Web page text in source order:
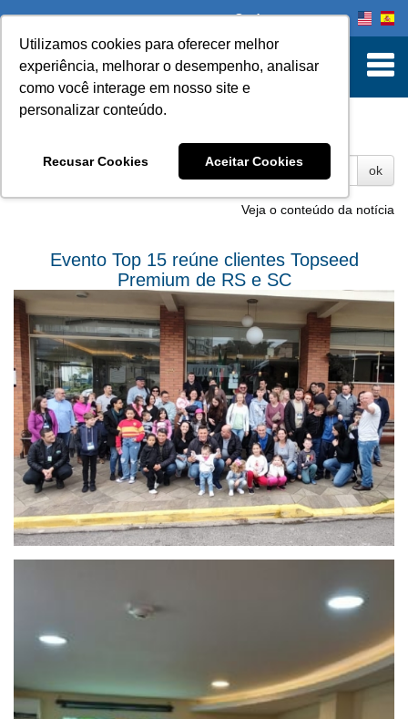
Utilizamos cookies para oferecer melhor
experiência, melhorar o desempenho, analisar
como você interage em nosso site e
personalizar conteúdo.
Recusar Cookies Aceitar Cookies
Onde comprar
ok
Evento Top 15 reúne clientes Topseed
Premium de RS e SC
Veja o conteúdo da notícia